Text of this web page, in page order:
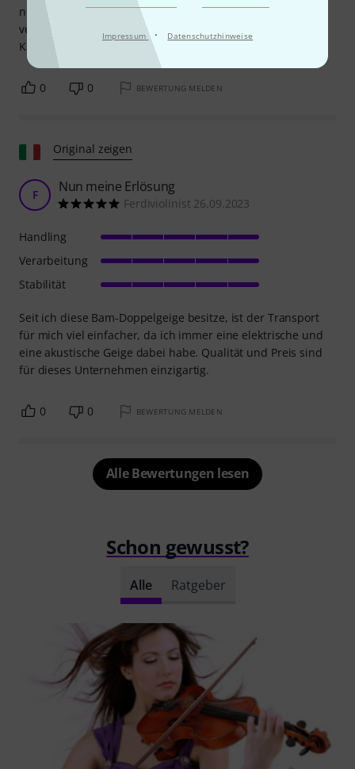
Impressum · Datenschutzhinweise
noch leicht, und die Reißverschlüsse scheinen von
verbesserter Qualität zu sein. Ich bin begeistert von dem
Kauf. Tadelloser Service.
0 0 BEWERTUNG MELDEN
Original zeigen
F Nun meine Erlösung
Ferdiviolinist 26.09.2023
Seit ich diese Bam-Doppelgeige besitze, ist der Transport
für mich viel einfacher, da ich immer eine elektrische und
eine akustische Geige dabei habe. Qualität und Preis sind
für dieses Unternehmen einzigartig.
Handling
Verarbeitung
Stabilität
0 0 BEWERTUNG MELDEN
Alle Bewertungen lesen
Schon gewusst?
Alle Ratgeber